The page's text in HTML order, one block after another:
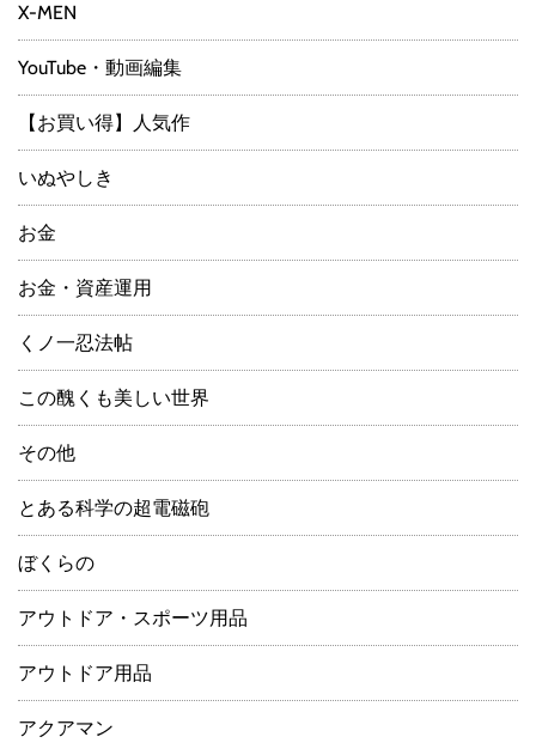
X-MEN
YouTube・動画編集
【お買い得】人気作
いぬやしき
お金
お金・資産運用
くノ一忍法帖
この醜くも美しい世界
その他
とある科学の超電磁砲
ぼくらの
アウトドア・スポーツ用品
アウトドア用品
アクアマン